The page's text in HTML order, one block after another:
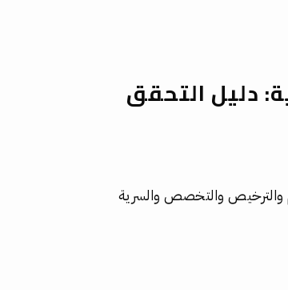
دليل التحقق
والترخيص والتخصص والسرية